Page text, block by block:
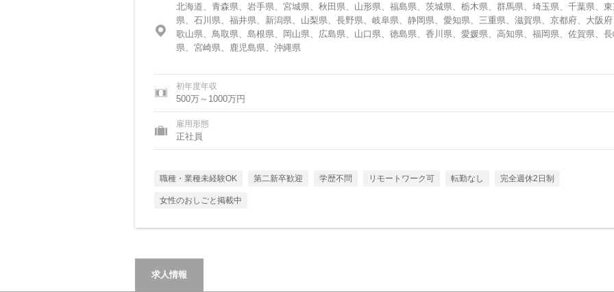
北海道、青森県、岩手県、宮城県、秋田県、山形県、福島県、茨城県、栃木県、群馬県、埼玉県、千葉県、
県、石川県、福井県、新潟県、山梨県、長野県、岐阜県、静岡県、愛知県、三重県、滋賀県、京都府、大阪
歌山県、鳥取県、島根県、岡山県、広島県、山口県、徳島県、香川県、愛媛県、高知県、福岡県、佐賀県、
県、宮崎県、鹿児島県、沖縄県
初年度年収
500万～1000万円
雇用形態
正社員
職種・業種未経験OK 第二新卒歓迎 学歴不問 リモートワーク可 転勤なし 完全週休2日制
女性のおしごと掲載中
求人情報